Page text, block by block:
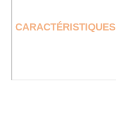
CARACTÉRISTIQUES